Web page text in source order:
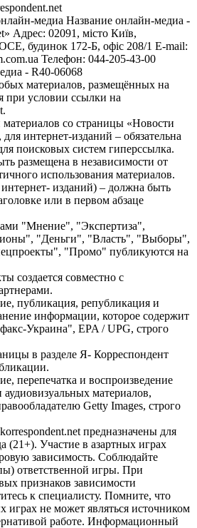
медиа Название онлайн-медиа -
Адрес: 02091, місто Київ,
будинок 172-Б, офіс 208/1 E-mail:
Телефон: 044-205-43-00
- R40-06068
материалов, размещённых на
при условии ссылки на
со страницы «Новости
интернет-изданий – обязательна
поисковых систем гиперссылка.
размещена в независимости от
использования материалов.
изданий) – должна быть
или в первом абзаце
"Мнение", "Экспертиза",
"Деньги", "Власть", "Выборы",
"Промо" публикуются на
создается совместно с
публикация, републикация и
информации, которое содержит
Украина", EPA / UPG, строго
в разделе Я- Корреспондент
перепечатка и воспроизведение
материалов,
Getty Images, строго
предназначены для
(21+). Участие в азартных играх
зависимость. Соблюдайте
ответственной игры. При
признаков зависимости
к специалисту. Помните, что
играх не может являться источником
работе. Информационный